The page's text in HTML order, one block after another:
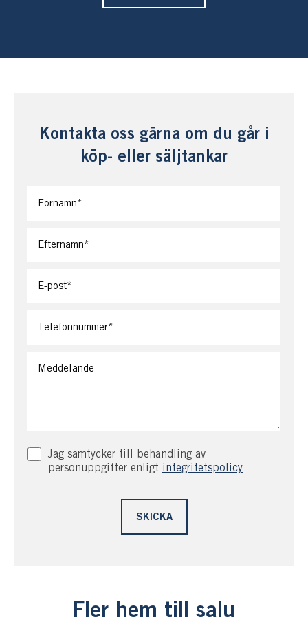
Kontakta oss gärna om du går i
köp- eller säljtankar
Jag samtycker till behandling av
personuppgifter enligt integritetspolicy
Fler hem till salu